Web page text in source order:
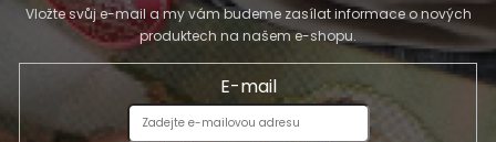
Vložte svůj e-mail a my vám budeme zasílat informace o nových
produktech na našem e-shopu.
E-mail